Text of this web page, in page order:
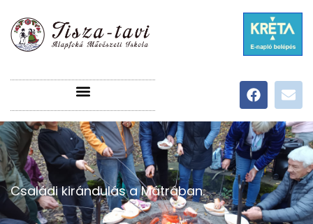
Családi kirándulás a Mátrában.